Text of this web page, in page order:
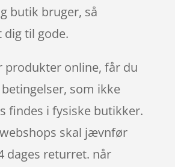
butik bruger, så
til gode.
produkter online, får du
som ikke
findes i fysiske butikker.
skal jævnfør
dages returret. når